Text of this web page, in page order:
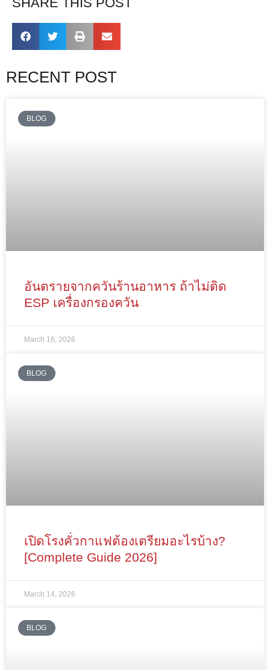
RECENT POST
BLOG
อันตรายจากควันร้านอาหาร ถ้าไม่ติด
ESP เครื่องกรองควัน
March 16, 2026
BLOG
เปิดโรงคั่วกาแฟต้องเตรียมอะไรบ้าง?
[Complete Guide 2026]
March 14, 2026
BLOG